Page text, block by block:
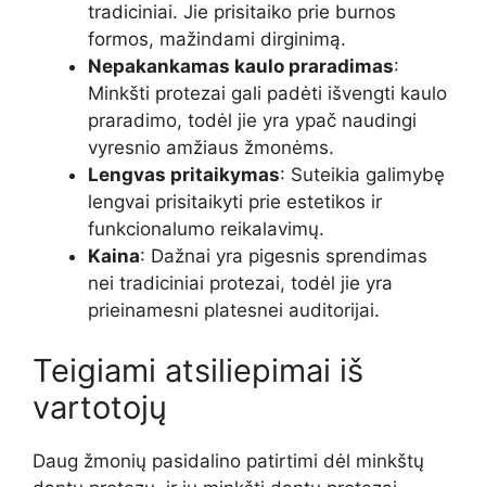
tradiciniai. Jie prisitaiko prie burnos
formos, mažindami dirginimą.
Nepakankamas kaulo praradimas:
Minkšti protezai gali padėti išvengti kaulo
praradimo, todėl jie yra ypač naudingi
vyresnio amžiaus žmonėms.
Lengvas pritaikymas: Suteikia galimybę
lengvai prisitaikyti prie estetikos ir
funkcionalumo reikalavimų.
Kaina: Dažnai yra pigesnis sprendimas
nei tradiciniai protezai, todėl jie yra
prieinamesni platesnei auditorijai.
Teigiami atsiliepimai iš
vartotojų
Daug žmonių pasidalino patirtimi dėl minkštų